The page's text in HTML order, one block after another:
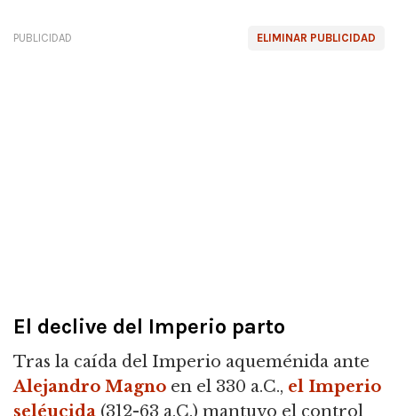
ELIMINAR PUBLICIDAD
PUBLICIDAD
El declive del Imperio parto
Tras la caída del Imperio aqueménida ante
Alejandro Magno en el 330 a.C., el Imperio
seléucida (312-63 a.C.) mantuvo el control